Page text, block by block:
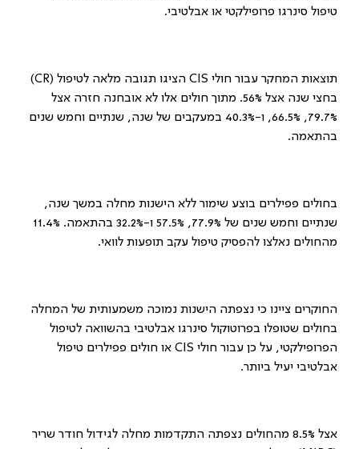
טיפול סינרגו פרופילקטי או אבלטיבי.
תוצאות המחקר עבור חולי CIS הציגו תגובה מלאה לטיפול (CR
)
בחצי שנה אצל 56%. מתוך חולים אלו לא אובחנה חזרה אצל
79.7%, 66.5%, ו-40.3% במעקבים של שנה, שנתיים וחמש שנים
בהתאמה.
בחולים פפילרים בוצע שימור ללא הישנות מחלה במשך שנה,
שנתיים וחמש שנים של 77.9%, 57.5% ו-32.2% בהתאמה. 11.4%
מהחולים נאלצו להפסיק טיפול עקב תופעות לוואי.
החוקרים ציינו כי נצפתה הישנות נמוכה משמעותית של המחלה
בחולים שטופלו בפרוטוקול סינרגו אבלטיבי בהשוואה לטיפול
הפרופילקטי, על כן עבור חולי CIS או חולים פפילרים טיפול
אבלטיבי יעיל ביותר.
אצל 8.5% מהחולים נצפתה התקדמות מחלה לגידול חודר שריר